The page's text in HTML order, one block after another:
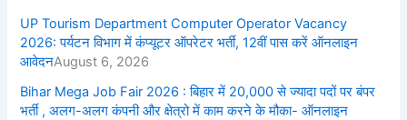
UP Tourism Department Computer Operator Vacancy
2026: पर्यटन विभाग में कंप्यूटर ऑपरेटर भर्ती, 12वीं पास करें ऑनलाइन
आवेदनAugust 6, 2026
Bihar Mega Job Fair 2026 : बिहार में 20,000 से ज्यादा पदों पर बंपर
भर्ती , अलग-अलग कंपनी और क्षेत्रो में काम करने के मौका- ऑनलाइन